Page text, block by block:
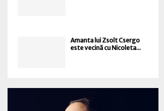
Amanta lui Zsolt Csergo
este vecină cu Nicoleta...